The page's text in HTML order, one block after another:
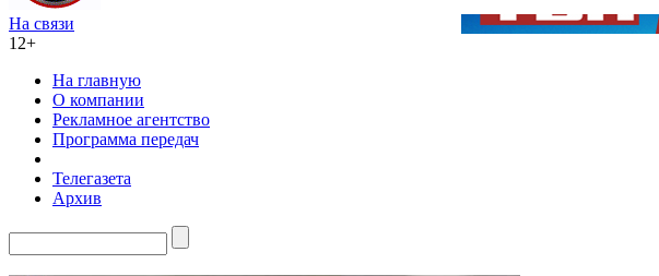
На связи
12+
На главную
О компании
Рекламное агентство
Программа передач
Телегазета
Архив